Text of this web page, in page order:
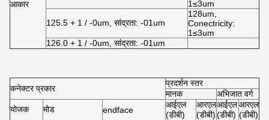
आकार
1≤3um
125.5 + 1 / -0um, सांद्रता: -01um
128um,
Conectricity:
1≤3um
126.0 + 1 / -0um, सांद्रता: -01um
कनेक्टर प्रकार
प्रदर्शन स्तर
मानक
अभिजात वर्ग
योजक
मोड endface
आईएल
(डीबी)
आरएल
(डीबी)
आईएल
(डीबी)
आरएल
(डीबी)